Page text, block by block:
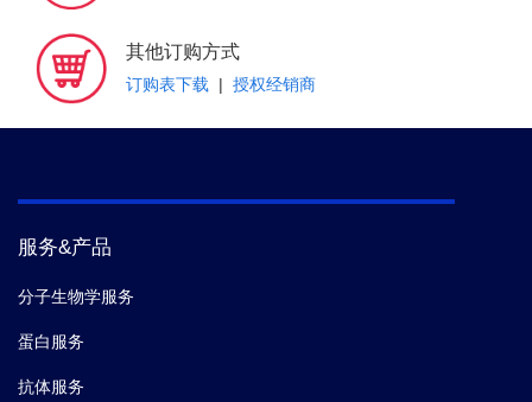
其他订购方式
订购表下载 | 授权经销商
服务&产品
分子生物学服务
蛋白服务
抗体服务